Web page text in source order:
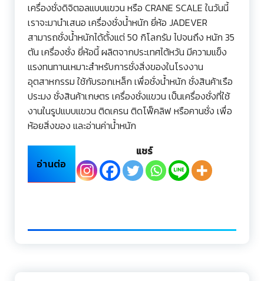
เครื่องชั่งดิจิตอลแบบแขวน หรือ CRANE SCALE ในวันนี้
เราจะมานำเสนอ เครื่องชั่งน้ำหนัก ยี่ห้อ JADEVER
สามารถชั่งน้ำหนักได้ตั้งแต่ 50 กิโลกรัม ไปจนถึง หนัก 35
ตัน เครื่องชั่ง ยี่ห้อนี้ ผลิตจากประเทศไต้หวัน มีความแข็ง
แรงทนทานเหมาะสำหรับการชั่งสิ่งของในโรงงาน
อุตสาหกรรม ใช้กับรอกเหล็ก เพื่อชั่งน้ำหนัก ชั่งสินค้าเรือ
ประมง ชั่งสินค้าเกษตร เครื่องชั่งแขวน เป็นเครื่องชั่งที่ใช้
งานในรูปแบบแขวน ติดเครน ติดโฟ็คลิฟ หรือคานชั่ง เพื่อ
ห้อยสิ่งของ และอ่านค่าน้ำหนัก
อ่านต่อ
แชร์